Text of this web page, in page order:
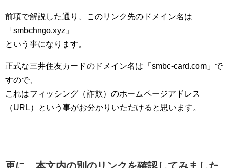
前項で解説した通り、このリンク先のドメイン名は
「smbchngo.xyz」
という事になります。
正式な三井住友カードのドメイン名は「smbc-card.com」で
すので、
これはフィッシング（詐欺）のホームページアドレス
（URL）という事がお分かりいただけると思います。
更に、本文内の別のリンクを確認してみました